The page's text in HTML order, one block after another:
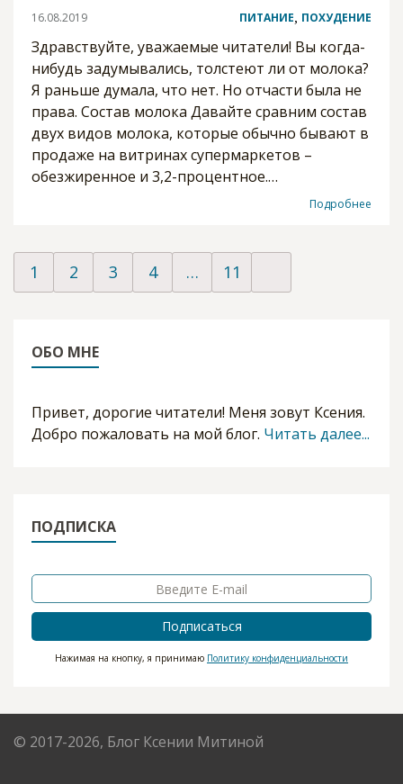
16.08.2019 ПИТАНИЕ, ПОХУДЕНИЕ
Здравствуйте, уважаемые читатели! Вы когда-
нибудь задумывались, толстеют ли от молока?
Я раньше думала, что нет. Но отчасти была не
права. Состав молока Давайте сравним состав
двух видов молока, которые обычно бывают в
продаже на витринах супермаркетов –
обезжиренное и 3,2-процентное.…
Подробнее
1 2 3 4 … 11
ОБО МНЕ
Привет, дорогие читатели! Меня зовут Ксения.
Добро пожаловать на мой блог. Читать далее...
ПОДПИСКА
Подписаться
Нажимая на кнопку, я принимаю Политику конфиденциальности
© 2017-2026, Блог Ксении Митиной